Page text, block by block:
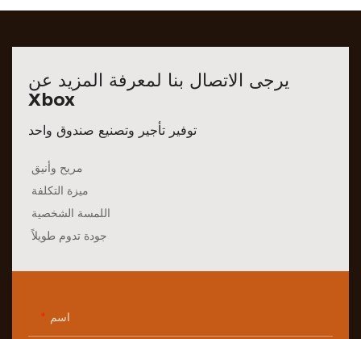
يرجى الاتصال بنا لمعرفة المزيد عن
Xbox
توفير تأجير وتصنيع صندوق واحد
مريح وأنيق
ميزة التكلفة
اللمسة الشخصية
جودة تدوم طويلاً
اسم